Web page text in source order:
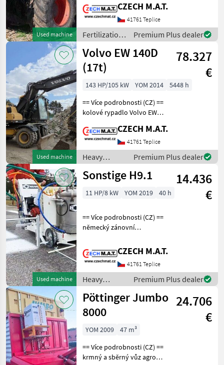
Used machine
kombajnový podvozek
Claas Xerion 4000/783 rok
2015 najeto 6 018
motohodin pohon 4x4 308
kW
CZECH M.A.T.
41761 Teplice
Fertilization
and
irrigation
equipment /
Sonstige
Premium Plus dealer
Used machine
Volvo EW 140D
(17t)
78.327
€
143 HP/105 kW YOM 2014
5448 h
== Více podrobnosti (CZ) ==
kolové rypadlo Volvo EW
mth (3.000 h v 2019)
úsporný motor Volvo D4H /
105kW hmotnost 16.85t
svítí EGR ve
CZECH M.A.T.
41761 Teplice
Heavy
equipment/
construction
Volvo
Premium Plus dealer
Used machine
Sonstige H9.1
14.436
€
11 HP/8 kW YOM 2019 40 h
== Více podrobnosti (CZ) ==
německý zánovní
H9-1 pro aplikaci barev za
studena Airspray =
nízkotlaký vzduchový
systém vhodné i na okruhy
CZECH M.A.T.
41761 Teplice
Heavy
equipment/
construction
machines /
Sonstige
Premium Plus dealer
Pöttinger Jumbo
8000
24.706
€
YOM 2009
47 m³
== Více podrobnosti (CZ) ==
krmný a sběrný vůz agro